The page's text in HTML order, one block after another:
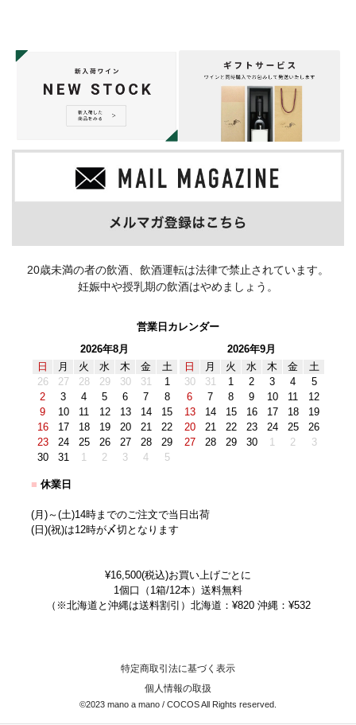
20歳未満の者の飲酒、飲酒運転は法律で禁止されています。
妊娠中や授乳期の飲酒はやめましょう。
営業日カレンダー
2026年8月
日
月 火 水 木 金
土
26
27 28 29 30 31
1
2
3 4 5 6 7
8
9
10 11 12 13 14
15
16
17 18 19 20 21
22
23
24 25 26 27 28
29
30
31 1 2 3 4 5
2026年9月
日
月 火 水 木 金
土
30
31 1 2 3 4
5
6
7 8 9 10 11
12
13
14 15 16 17 18
19
20
21 22 23 24 25
26
27
28 29 30 1 2 3
■ 休業日
(月)～(土)14時までのご注文で当日出荷
(日)(祝)は12時が〆切となります
¥16,500(税込)お買い上げごとに
1個口（1箱/12本）送料無料
（※北海道と沖縄は送料割引）北海道：¥820 沖縄：¥532
特定商取引法に基づく表示
個人情報の取扱
©2023 mano a mano / COCOS All Rights reserved.